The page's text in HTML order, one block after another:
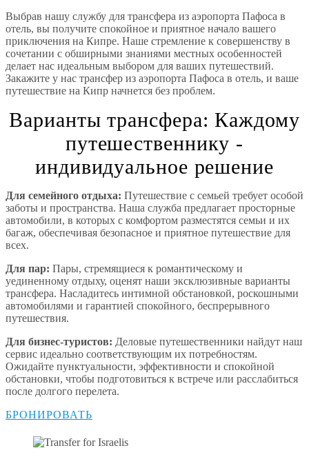
Выбрав нашу службу для трансфера из аэропорта Пафоса в
отель, вы получите спокойное и приятное начало вашего
приключения на Кипре. Наше стремление к совершенству в
сочетании с обширными знаниями местных особенностей
делает нас идеальным выбором для ваших путешествий.
Закажите у нас трансфер из аэропорта Пафоса в отель, и ваше
путешествие на Кипр начнется без проблем.
Варианты трансфера: Каждому
путешественнику -
индивидуальное решение
Для семейного отдыха: Путешествие с семьей требует особой
заботы и пространства. Наша служба предлагает просторные
автомобили, в которых с комфортом разместятся семьи и их
багаж, обеспечивая безопасное и приятное путешествие для
всех.
Для пар: Пары, стремящиеся к романтическому и
уединенному отдыху, оценят наши эксклюзивные варианты
трансфера. Насладитесь интимной обстановкой, роскошными
автомобилями и гарантией спокойного, беспрерывного
путешествия.
Для бизнес-туристов: Деловые путешественники найдут наш
сервис идеально соответствующим их потребностям.
Ожидайте пунктуальности, эффективности и спокойной
обстановки, чтобы подготовиться к встрече или расслабиться
после долгого перелета.
БРОНИРОВАТЬ